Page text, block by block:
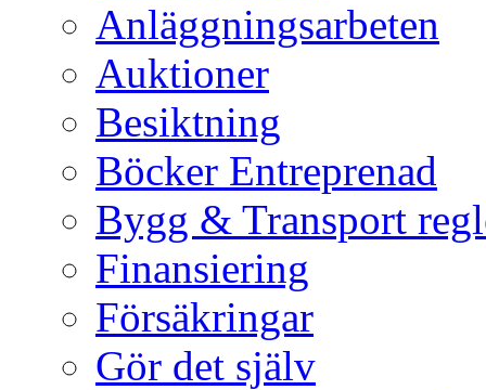
Anläggningsarbeten
Auktioner
Besiktning
Böcker Entreprenad
Bygg & Transport
Finansiering
Försäkringar
Gör det själv